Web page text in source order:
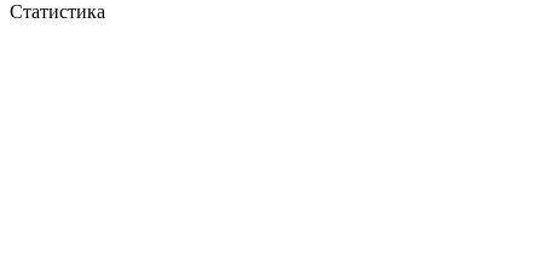
Статистика